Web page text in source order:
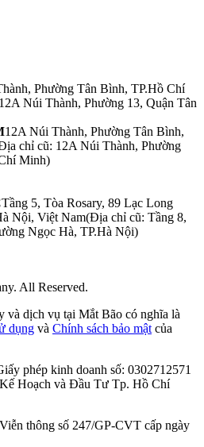
Phường Tân Bình, TP.Hồ Chí
Núi Thành, Phường 13, Quận Tân
12A Núi Thành, Phường Tân Bình,
chỉ cũ: 12A Núi Thành, Phường
Minh)
Tầng 5, Tòa Rosary, 89 Lạc Long
Nội, Việt Nam(Địa chỉ cũ: Tầng 8,
Ngọc Hà, TP.Hà Nội)
All Reserved.
và dịch vụ tại Mắt Bão có nghĩa là
dụng và Chính sách bảo mật của
phép kinh doanh số: 0302712571
Hoạch và Đầu Tư Tp. Hồ Chí
thông số 247/GP-CVT cấp ngày